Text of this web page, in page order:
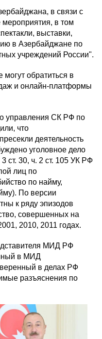
в связи с
мероприятия, в том
выставки,
в Азербайджане по
учреждений России".
могут обратиться в
и онлайн-платформы
управления СК РФ по
что
деятельность
уголовное дело
ст. 30, ч. 2 ст. 105 УК РФ
лиц по
по найму,
По версии
к ряду эпизодов
совершенных на
2010, 2011 годах.
МИД РФ
в МИД
в делах РФ
разъяснения по